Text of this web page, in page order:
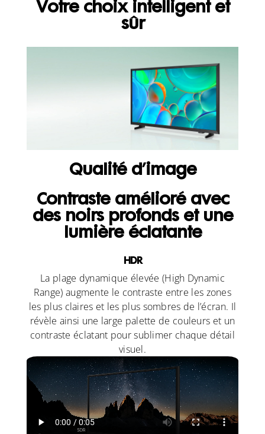
Votre choix intelligent et
sûr
Qualité d’image
Contraste amélioré avec
des noirs profonds et une
lumière éclatante
HDR
La plage dynamique élevée (High Dynamic
Range) augmente le contraste entre les zones
les plus claires et les plus sombres de l’écran. Il
révèle ainsi une large palette de couleurs et un
contraste éclatant pour sublimer chaque détail
visuel.